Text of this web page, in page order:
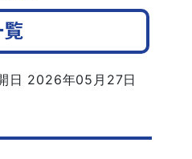
づくり 防災
日 2026年05月27日